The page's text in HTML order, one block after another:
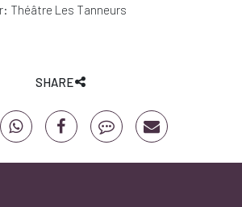
Théâtre Les Tanneurs
SHARE